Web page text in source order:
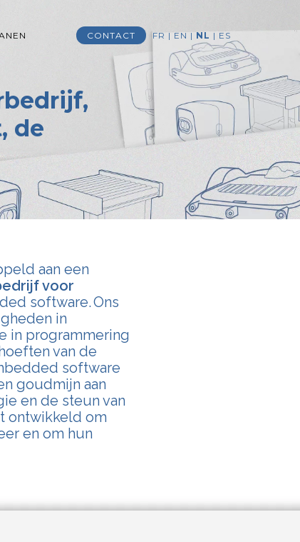
CONTACT FR | EN | NL | ES
de
aan een
voor
software.Ons
in
in programmering
van de
software
goudmijn aan
en de steun van
ontwikkeld om
en om hun